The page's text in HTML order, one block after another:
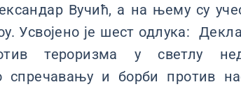
Вучић, а на њему су
Усвојено је шест одлука:
тероризма у светлу
спречавању и борби против